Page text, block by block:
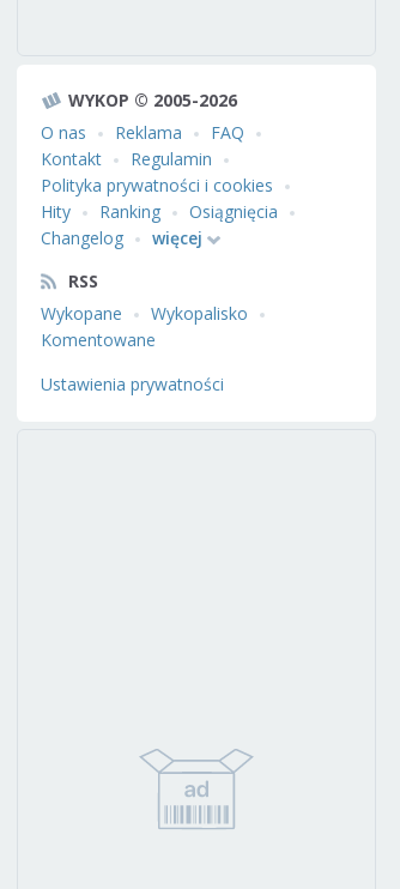
WYKOP © 2005-2026
O nas
Reklama
FAQ
Kontakt
Regulamin
Polityka prywatności i cookies
Hity
Ranking
Osiągnięcia
Changelog
więcej
RSS
Wykopane
Wykopalisko
Komentowane
Ustawienia prywatności